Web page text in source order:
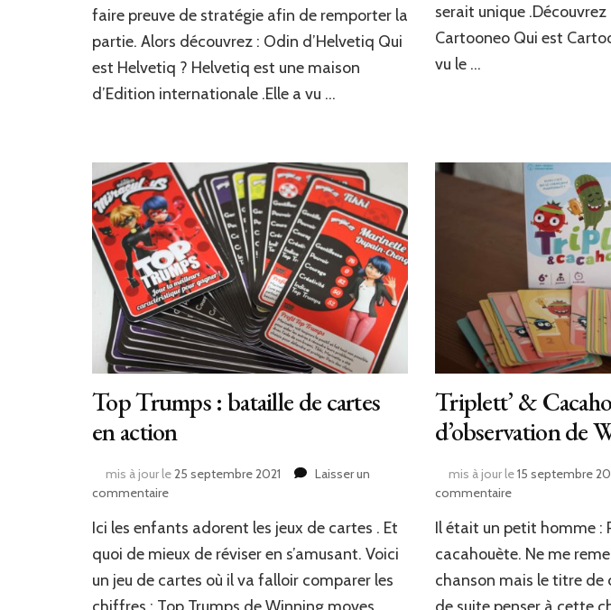
le
de
cartes
qui
Vickings
faire preuve de stratégie afin de remporter la
partie. Alors découvrez : Odin d’Helvetiq Qui
est Helvetiq ? Helvetiq est une maison
d’Edition internationale .Elle a vu …
serait unique .Découvrez
Cartooneo Qui est
vu le …
Top Trumps : bataille de cartes
en action
mis à jour le25 septembre 2021
Laisser un
commentairesur
Trumps
:
de
cartes
Ici les enfants adorent les jeux de cartes . Et
quoi de mieux de réviser en s’amusant. Voici
un jeu de cartes où il va falloir comparer les
Triplett’ &
d’observation de
mis à jour le15 septembre
commentairesur
&
Cacahouèt’:
d’observation
de
Il était un petit homme :
cacahouète. Ne me
chanson mais le titre de